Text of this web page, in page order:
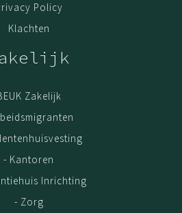
jouw meubel gerust uit elkaar,
spaanplaat en volledige
blijft. De garantie op Beuk
Geldig vanaf het moment van
bewijs van aankoop is de
Policy
Klachten
Zakelijk
- Kantoren
Inrichting
- Zorg